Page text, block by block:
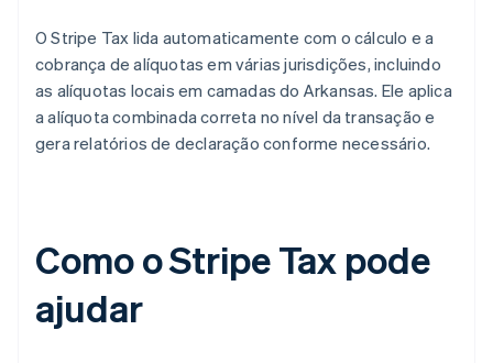
O Stripe Tax lida automaticamente com o cálculo e a
cobrança de alíquotas em várias jurisdições, incluindo
as alíquotas locais em camadas do Arkansas. Ele aplica
a alíquota combinada correta no nível da transação e
gera relatórios de declaração conforme necessário.
Como o Stripe Tax pode
ajudar